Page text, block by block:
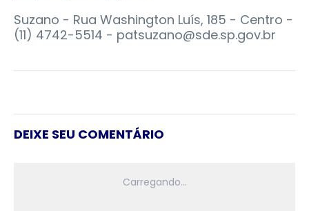
Suzano - Rua Washington Luís, 185 - Centro -
(11) 4742-5514 - patsuzano@sde.sp.gov.br
DEIXE SEU COMENTÁRIO